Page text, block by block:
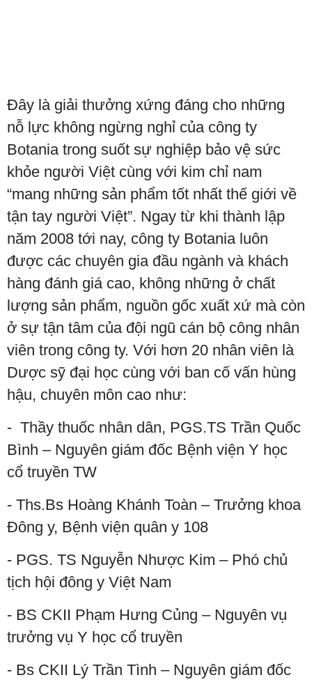
Đây là giải thưởng xứng đáng cho những
nỗ lực không ngừng nghỉ của công ty
Botania trong suốt sự nghiệp bảo vệ sức
khỏe người Việt cùng với kim chỉ nam
“mang những sản phẩm tốt nhất thế giới về
tận tay người Việt”. Ngay từ khi thành lập
năm 2008 tới nay, công ty Botania luôn
được các chuyên gia đầu ngành và khách
hàng đánh giá cao, không những ở chất
lượng sản phẩm, nguồn gốc xuất xứ mà còn
ở sự tận tâm của đội ngũ cán bộ công nhân
viên trong công ty. Với hơn 20 nhân viên là
Dược sỹ đại học cùng với ban cố vấn hùng
hậu, chuyên môn cao như:
- Thầy thuốc nhân dân, PGS.TS Trần Quốc
Bình – Nguyên giám đốc Bệnh viện Y học
cổ truyền TW
- Ths.Bs Hoàng Khánh Toàn – Trưởng khoa
Đông y, Bệnh viện quân y 108
- PGS. TS Nguyễn Nhược Kim – Phó chủ
tịch hội đông y Việt Nam
- BS CKII Phạm Hưng Củng – Nguyên vụ
trưởng vụ Y học cổ truyền
- Bs CKII Lý Trần Tình – Nguyên giám đốc